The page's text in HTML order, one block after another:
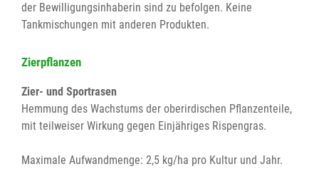
der Bewilligungsinhaberin sind zu befolgen. Keine
Tankmischungen mit anderen Produkten.
Zierpflanzen
Zier- und Sportrasen
Hemmung des Wachstums der oberirdischen Pflanzenteile,
mit teilweiser Wirkung gegen Einjähriges Rispengras.
Maximale Aufwandmenge: 2,5 kg/ha pro Kultur und Jahr.